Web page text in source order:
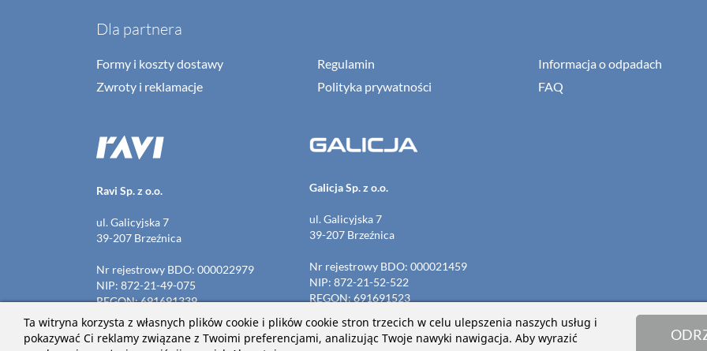
Dla partnera
Formy i koszty dostawy
Zwroty i reklamacje
Regulamin
Polityka prywatności
Informacja o odpadach
FAQ
Ta witryna korzysta z własnych plików cookie i plików cookie stron trzecich w celu ulepszenia naszych usług i
pokazywać Ci reklamy związane z Twoimi preferencjami, analizując Twoje nawyki nawigacja. Aby wyrazić
Ravi Sp. z o.o.
ul. Galicyjska 7
39-207 Brzeźnica
Nr rejestrowy BDO: 000022979
NIP: 872-21-49-075
REGON: 691691339
KRS: 0000134835
Galicja Sp. z o.o.
ul. Galicyjska 7
39-207 Brzeźnica
Nr rejestrowy BDO: 000021459
NIP: 872-21-52-522
REGON: 691691523